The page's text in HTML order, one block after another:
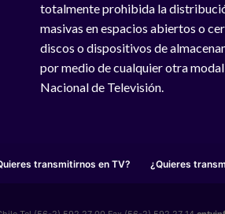
totalmente prohibida la
masivas en espacios abiertos o
discos o dispositivos de
por medio de cualquier otra
Nacional de Televisión.
transmitirnos en TV? ¿Quieres